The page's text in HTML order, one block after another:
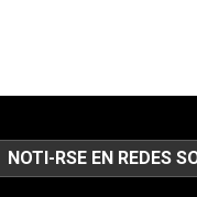
NOTI-RSE EN REDES